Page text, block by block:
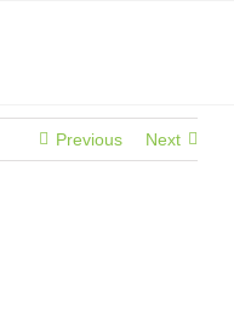
Previous Next